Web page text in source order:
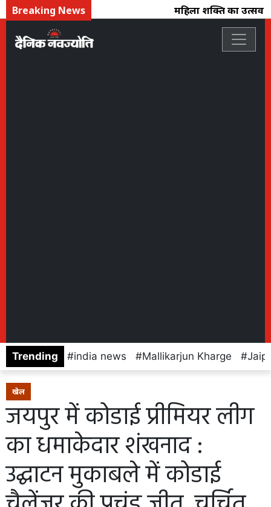
Breaking News महिला शक्ति का उत्सव
Trending india news Mallikarjun Kharge
खेल
जयपुर में कोडाई प्रीमियर लीग
का धमाकेदार शंखनाद :
उद्घाटन मुकाबले में कोडाई